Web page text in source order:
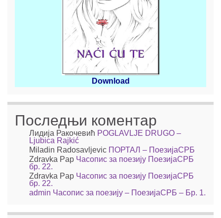
Download
Последњи коментар
Лидија Ракочевић POGLAVLJE DRUGO –
Ljubica Rajkić
Miladin Radosavljevic ПОРТАЛ – ПоезијаСРБ
Zdravka Pap Часопис за поезију ПоезијаСРБ
бр. 22.
Zdravka Pap Часопис за поезију ПоезијаСРБ
бр. 22.
admin Часопис за поезију – ПоезијаСРБ – Бр. 1.